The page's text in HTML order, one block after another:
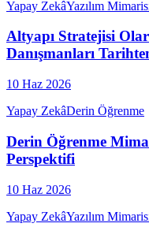
Yapay ZekâYazılım
Altyapı Stratejisi
Danışmanları
10 Haz 2026
Yapay ZekâDerin Öğrenme
Derin Öğrenme
Perspektifi
10 Haz 2026
Yapay ZekâYazılım